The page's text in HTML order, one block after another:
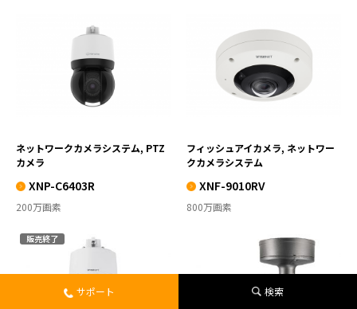
VIEW MORE
ネットワークカメラシステム, PTZ
カメラ
XNP-C6403R
200万画素
XNF-9010RV
VIEW MORE
フィッシュアイカメラ, ネットワー
クカメラシステム
XNF-9010RV
800万画素
販売終了
XNP-6400R
VIEW MORE
PNO-A9081R
VIEW MORE
サポート 検索